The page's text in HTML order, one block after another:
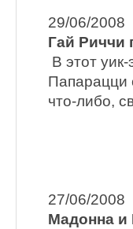
29/06/2008
Гай Риччи
В этот
Папарацци
что-либо,
27/06/2008
Мадонна и